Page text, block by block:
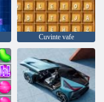
Cuvinte vafe